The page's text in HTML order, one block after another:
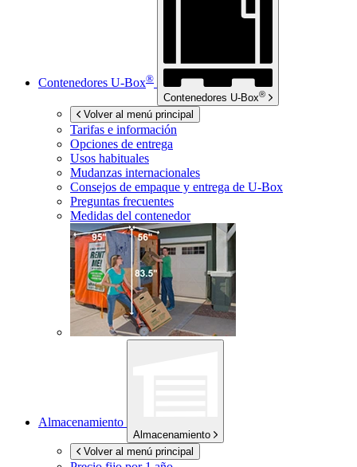
Contenedores U-Box®
Contenedores U-Box®
Volver al menú principal
Tarifas e información
Opciones de entrega
Usos habituales
Mudanzas internacionales
Consejos de empaque y entrega de U-Box
Preguntas frecuentes
Medidas del contenedor
Almacenamiento
Almacenamiento
Volver al menú principal